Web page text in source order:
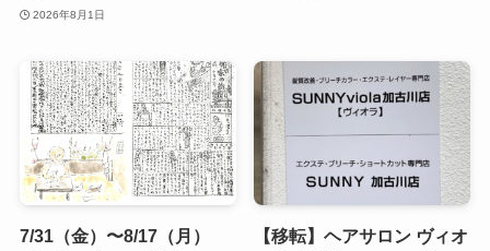
2026年8月1日
7/31（金）〜8/17（月）
【移転】ヘアサロン ヴィオ